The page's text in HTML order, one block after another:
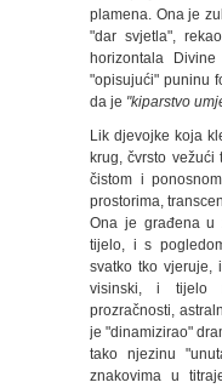
plamena. Ona je
"dar svjetla",
horizontala
"opisujući" puninu
da je "kiparstvo
Lik djevojke koja
krug, čvrsto
čistom i
prostorima,
Ona je građena u
tijelo, i s
svatko tko vjeruje,
visinski, i tijelo
prozračnosti,
je "dinamizirao"
tako njezinu
znakovima u